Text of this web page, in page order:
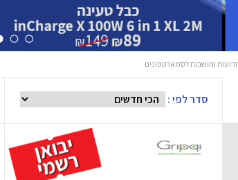
זרועות ותושבות לסמארטפונים
סדר לפי :